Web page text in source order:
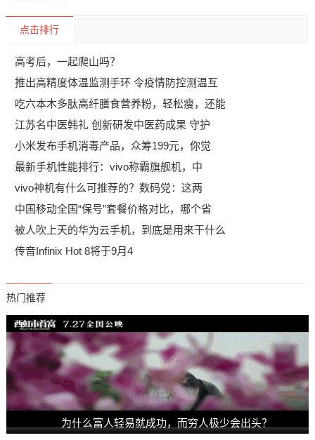
点击排行
高考后，一起爬山吗？
推出高精度体温监测手环 令疫情防控测温互
吃六本木多肽高纤膳食营养粉，轻松瘦，还能
江苏名中医韩礼 创新研发中医药成果 守护
小米发布手机消毒产品，众筹199元，你觉
最新手机性能排行：vivo称霸旗舰机，中
vivo神机有什么可推荐的？数码党：这两
中国移动全国“保号”套餐价格对比，哪个省
被人吹上天的华为云手机，到底是用来干什么
传音Infinix Hot 8将于9月4
热门推荐
为什么富人轻易就成功，而穷人极少会出头？